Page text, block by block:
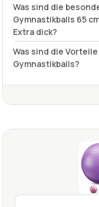
Was sind die
Gymnastikballs 65
Extra dick?
Was sind die
Gymnastikballs?